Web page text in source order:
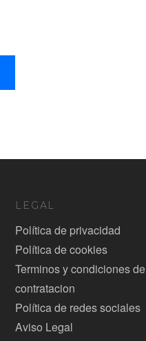
LEGAL
Política de privacidad
Política de cookies
Terminos y condiciones de
contratacion
Política de redes sociales
Aviso Legal